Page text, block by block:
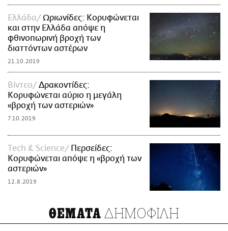
Ελλάδα
Ωριωνίδες: Κορυφώνεται
και στην Ελλάδα απόψε η
φθινοπωρινή βροχή των
διαττόντων αστέρων
21.10.2019
Βίντεο
Δρακοντίδες:
Κορυφώνεται αύριο η μεγάλη
«βροχή των αστεριών»
7.10.2019
Τech & Science
Περσείδες:
Κορυφώνεται απόψε η «βροχή των
αστεριών»
12.8.2019
ΘΕΜΑΤΑ ΔΗΜΟΦΙΛΗ